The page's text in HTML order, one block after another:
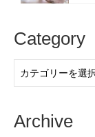
Category
Category
Archive